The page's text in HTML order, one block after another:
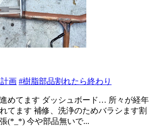
画 #樹脂部品割れたら終わり
めてます ダッシュボード… 所々が経年
てます 補修、洗浄のためバラシます割
(*_*) 今や部品無いで...